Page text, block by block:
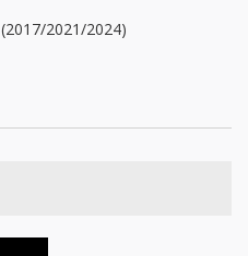
(2017/2021/2024)